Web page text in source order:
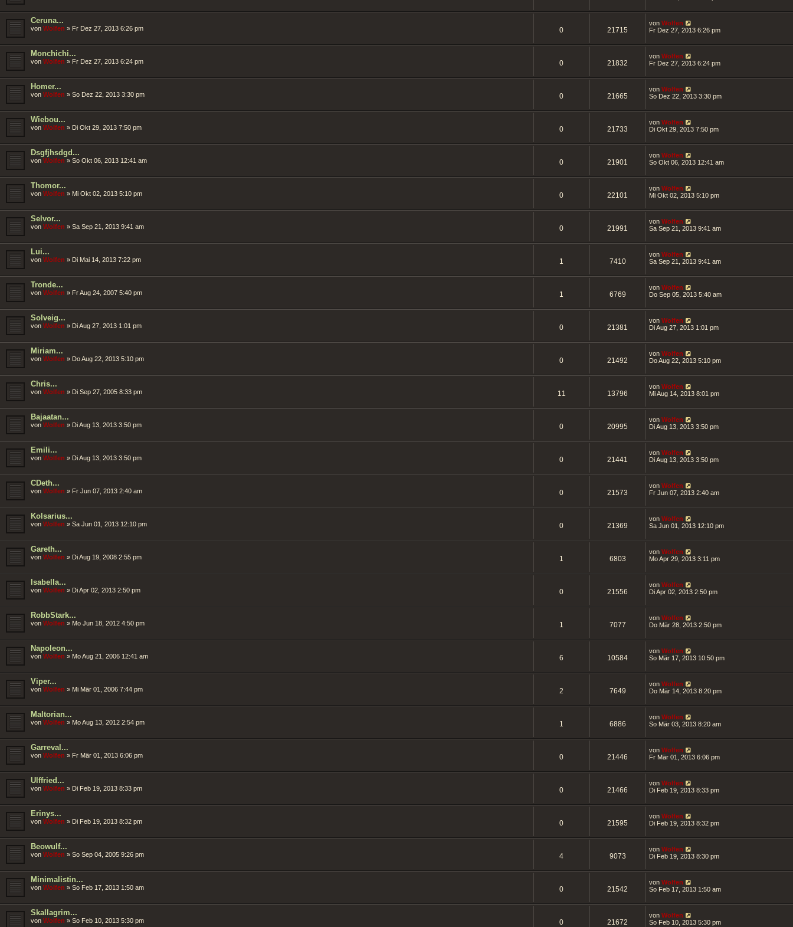
Ceruna...
von Wolfen » Fr Dez 27, 2013 6:26 pm 0 21715
von Wolfen
Fr Dez 27, 2013 6:26 pm
Monchichi...
von Wolfen » Fr Dez 27, 2013 6:24 pm 0 21832
von Wolfen
Fr Dez 27, 2013 6:24 pm
Homer...
von Wolfen » So Dez 22, 2013 3:30 pm 0 21665
von Wolfen
So Dez 22, 2013 3:30 pm
Wiebou...
von Wolfen » Di Okt 29, 2013 7:50 pm 0 21733
von Wolfen
Di Okt 29, 2013 7:50 pm
Dsgfjhsdgd...
von Wolfen » So Okt 06, 2013 12:41 am 0 21901
von Wolfen
So Okt 06, 2013 12:41 am
Thomor...
von Wolfen » Mi Okt 02, 2013 5:10 pm 0 22101
von Wolfen
Mi Okt 02, 2013 5:10 pm
Selvor...
von Wolfen » Sa Sep 21, 2013 9:41 am 0 21991
von Wolfen
Sa Sep 21, 2013 9:41 am
Lui...
von Wolfen » Di Mai 14, 2013 7:22 pm 1 7410
von Wolfen
Sa Sep 21, 2013 9:41 am
Tronde...
von Wolfen » Fr Aug 24, 2007 5:40 pm 1 6769
von Wolfen
Do Sep 05, 2013 5:40 am
Solveig...
von Wolfen » Di Aug 27, 2013 1:01 pm 0 21381
von Wolfen
Di Aug 27, 2013 1:01 pm
Miriam...
von Wolfen » Do Aug 22, 2013 5:10 pm 0 21492
von Wolfen
Do Aug 22, 2013 5:10 pm
Chris...
von Wolfen » Di Sep 27, 2005 8:33 pm 11 13796
von Wolfen
Mi Aug 14, 2013 8:01 pm
Bajaatan...
von Wolfen » Di Aug 13, 2013 3:50 pm 0 20995
von Wolfen
Di Aug 13, 2013 3:50 pm
Emili...
von Wolfen » Di Aug 13, 2013 3:50 pm 0 21441
von Wolfen
Di Aug 13, 2013 3:50 pm
CDeth...
von Wolfen » Fr Jun 07, 2013 2:40 am 0 21573
von Wolfen
Fr Jun 07, 2013 2:40 am
Kolsarius...
von Wolfen » Sa Jun 01, 2013 12:10 pm 0 21369
von Wolfen
Sa Jun 01, 2013 12:10 pm
Gareth...
von Wolfen » Di Aug 19, 2008 2:55 pm 1 6803
von Wolfen
Mo Apr 29, 2013 3:11 pm
Isabella...
von Wolfen » Di Apr 02, 2013 2:50 pm 0 21556
von Wolfen
Di Apr 02, 2013 2:50 pm
RobbStark...
von Wolfen » Mo Jun 18, 2012 4:50 pm 1 7077
von Wolfen
Do Mär 28, 2013 2:50 pm
Napoleon...
von Wolfen » Mo Aug 21, 2006 12:41 am 6 10584
von Wolfen
So Mär 17, 2013 10:50 pm
Viper...
von Wolfen » Mi Mär 01, 2006 7:44 pm 2 7649
von Wolfen
Do Mär 14, 2013 8:20 pm
Maltorian...
von Wolfen » Mo Aug 13, 2012 2:54 pm 1 6886
von Wolfen
So Mär 03, 2013 8:20 am
Garreval...
von Wolfen » Fr Mär 01, 2013 6:06 pm 0 21446
von Wolfen
Fr Mär 01, 2013 6:06 pm
Ulffried...
von Wolfen » Di Feb 19, 2013 8:33 pm 0 21466
von Wolfen
Di Feb 19, 2013 8:33 pm
Erinys...
von Wolfen » Di Feb 19, 2013 8:32 pm 0 21595
von Wolfen
Di Feb 19, 2013 8:32 pm
Beowulf...
von Wolfen » So Sep 04, 2005 9:26 pm 4 9073
von Wolfen
Di Feb 19, 2013 8:30 pm
Minimalistin...
von Wolfen » So Feb 17, 2013 1:50 am 0 21542
von Wolfen
So Feb 17, 2013 1:50 am
Skallagrim...
von Wolfen » So Feb 10, 2013 5:30 pm 0 21672
von Wolfen
So Feb 10, 2013 5:30 pm